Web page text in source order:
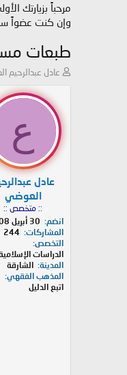
مرحباً بزيارتك
وإن كنت عضواً
طبعات
ب
ئ
ا
ل
م
و
عادل عبدالرحيم
ع
عادل
العوضي
:: متخصص ::
انضم
30 أبريل 2008
المشاركات
244
التخصص
الدراسات
المدينة الشارقة
المذهب الفقهي
اتبع الدليل